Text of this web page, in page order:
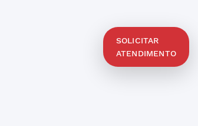
SOLICITAR
ATENDIMENTO